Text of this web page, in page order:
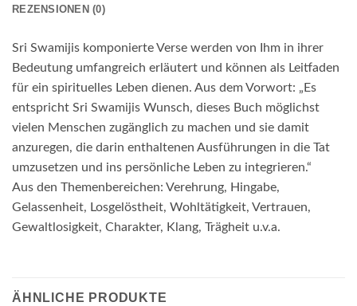
REZENSIONEN (0)
Sri Swamijis komponierte Verse werden von Ihm in ihrer
Bedeutung umfangreich erläutert und können als Leitfaden
für ein spirituelles Leben dienen. Aus dem Vorwort: „Es
entspricht Sri Swamijis Wunsch, dieses Buch möglichst
vielen Menschen zugänglich zu machen und sie damit
anzuregen, die darin enthaltenen Ausführungen in die Tat
umzusetzen und ins persönliche Leben zu integrieren.“
Aus den Themenbereichen: Verehrung, Hingabe,
Gelassenheit, Losgelöstheit, Wohltätigkeit, Vertrauen,
Gewaltlosigkeit, Charakter, Klang, Trägheit u.v.a.
ÄHNLICHE PRODUKTE